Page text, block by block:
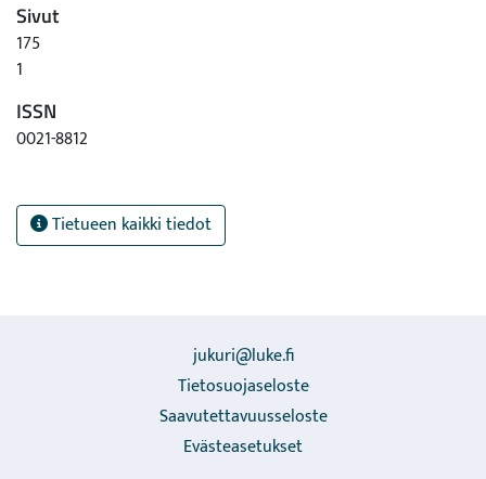
Sivut
175
1
ISSN
0021-8812
Tietueen kaikki tiedot
jukuri@luke.fi
Tietosuojaseloste
Saavutettavuusseloste
Evästeasetukset